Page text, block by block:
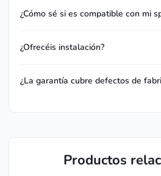
¿Cómo sé si es compatible con mi
¿Ofrecéis instalación?
¿La garantía cubre defectos de
Productos